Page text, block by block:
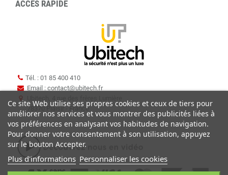
ACCÈS RAPIDE
Tél. : 01 85 400 410
Email : contact@ubitech.fr
78370 Plaisir - France
Ce site Web utilise ses propres cookies et ceux de tiers pour
améliorer nos services et vous montrer des publicités liées à
vos préférences en analysant vos habitudes de navigation.
Pour donner votre consentement à son utilisation, appuyez
sur le bouton Accepter.
Plus d'informations Personnaliser les cookies